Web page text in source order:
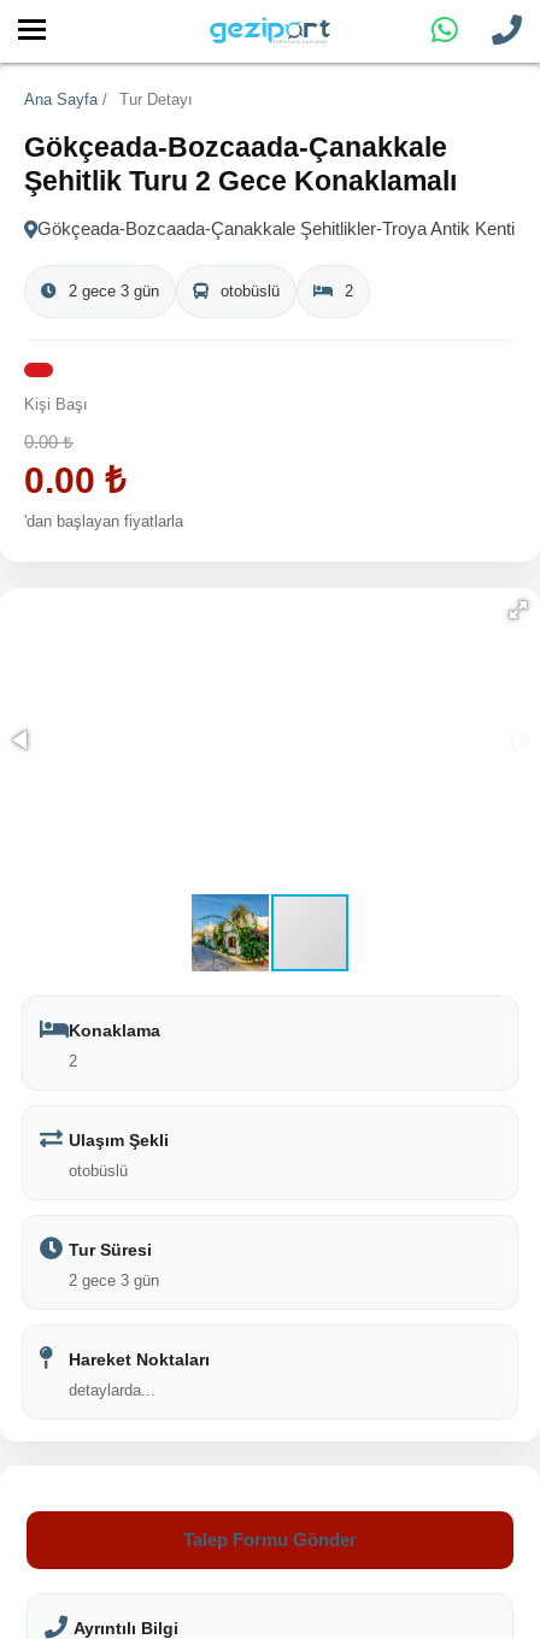
Ana Sayfa / Tur Detayı
Gökçeada-Bozcaada-Çanakkale
Şehitlik Turu 2 Gece Konaklamalı
Gökçeada-Bozcaada-Çanakkale Şehitlikler-Troya Antik Kenti
2 gece 3 gün otobüslü 2
Kişi Başı
0.00₺
0.00 ₺
'dan başlayan fiyatlarla
Konaklama
2
Ulaşım Şekli
otobüslü
Tur Süresi
2 gece 3 gün
Hareket Noktaları
detaylarda...
Talep Formu Gönder
Ayrıntılı Bilgi